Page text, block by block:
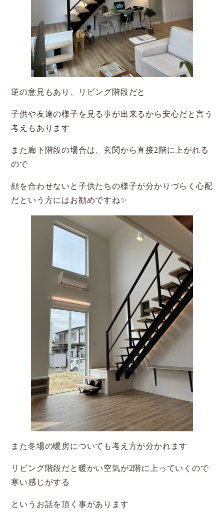
逆の意見もあり、リビング階段だと
子供や友達の様子を見る事が出来るから安心だと言う
考えもあります
また廊下階段の場合は、玄関から直接2階に上がれる
ので
顔を合わせないと子供たちの様子が分かりづらく心配
だという方にはお勧めですね✨
また冬場の暖房についても考え方が分かれます
リビング階段だと暖かい空気が2階に上っていくので
寒い感じがする
というお話を頂く事があります